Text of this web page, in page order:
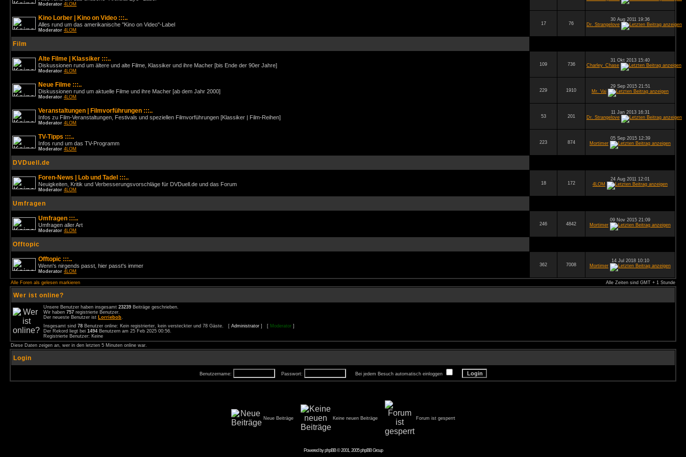
Moderator 4LOM
Kino Lorber | Kino on Video :::..
Alles rund um das amerikanische "Kino on Video"-Label
Moderator 4LOM
17 76
30 Aug 2011 19:36
Dr. Strangelove
Film
Alte Filme | Klassiker :::..
Diskussionen rund um ältere und alte Filme, Klassiker und ihre Macher [bis Ende der 90er Jahre]
Moderator 4LOM
109 736
31 Okt 2013 15:40
Charley_Chase
Neue Filme :::..
Diskussionen rund um aktuelle Filme und ihre Macher [ab dem Jahr 2000]
Moderator 4LOM
229 1910
29 Sep 2015 21:51
Mr. Vai
Veranstaltungen | Filmvorführungen :::..
Infos zu Film-Veranstaltungen, Festivals und speziellen Filmvorführungen [Klassiker | Film-Reihen]
Moderator 4LOM
53 201
11 Jan 2013 16:31
Dr. Strangelove
TV-Tipps :::..
Infos rund um das TV-Programm
Moderator 4LOM
223 874
05 Sep 2015 12:39
Mortimer
DVDuell.de
Foren-News | Lob und Tadel :::..
Neuigkeiten, Kritik und Verbesserungsvorschläge für DVDuell.de und das Forum
Moderator 4LOM
18 172
24 Aug 2011 12:01
4LOM
Umfragen
Umfragen :::..
Umfragen aller Art
Moderator 4LOM
246 4842
09 Nov 2015 21:09
Mortimer
Offtopic
Offtopic :::..
Wenn's nirgends passt, hier passt's immer
Moderator 4LOM
362 7008
14 Jul 2018 10:10
Mortimer
Alle Foren als gelesen markieren Alle Zeiten sind GMT + 1 Stunde
Wer ist online?
Unsere Benutzer haben insgesamt 23239 Beiträge geschrieben.
Wir haben 757 registrierte Benutzer.
Der neueste Benutzer ist Lorriebob.
Insgesamt sind 78 Benutzer online: Kein registrierter, kein versteckter und 78 Gäste. [ Administrator ] [ Moderator ]
Der Rekord liegt bei 1494 Benutzern am 25 Feb 2025 00:56.
Registrierte Benutzer: Keine
Diese Daten zeigen an, wer in den letzten 5 Minuten online war.
Login
Benutzername: Passwort: Bei jedem Besuch automatisch einloggen
Neue Beiträge Keine neuen Beiträge Forum ist gesperrt
Powered byphpBB© 2001, 2005 phpBB Group